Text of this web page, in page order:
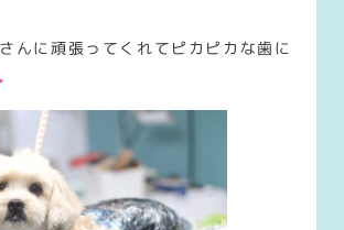
んに頑張ってくれてピカピカな歯に